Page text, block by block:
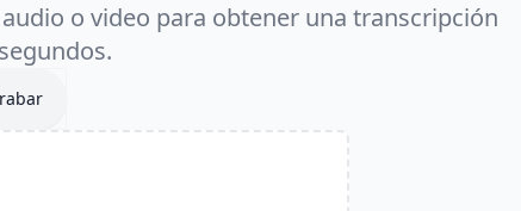
o video para obtener una transcripción